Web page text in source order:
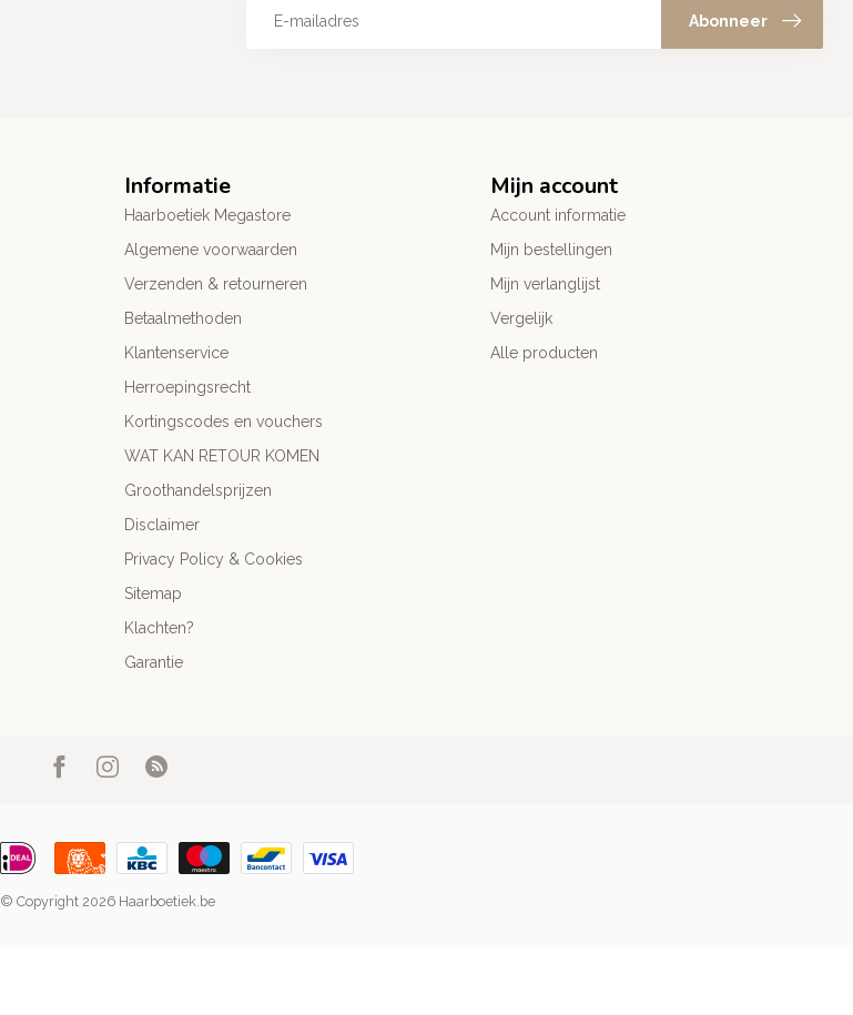
Abonneer
Informatie
Haarboetiek Megastore
Algemene voorwaarden
Verzenden & retourneren
Betaalmethoden
Klantenservice
Herroepingsrecht
Kortingscodes en vouchers
WAT KAN RETOUR KOMEN
Groothandelsprijzen
Disclaimer
Privacy Policy & Cookies
Sitemap
Klachten?
Garantie
Mijn account
Account informatie
Mijn bestellingen
Mijn verlanglijst
Vergelijk
Alle producten
© Copyright 2026 Haarboetiek.be